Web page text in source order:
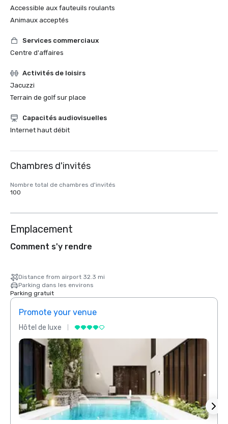
Accessible aux fauteuils roulants
Animaux acceptés
Services commerciaux
Centre d'affaires
Activités de loisirs
Jacuzzi
Terrain de golf sur place
Capacités audiovisuelles
Internet haut débit
Chambres d'invités
Nombre total de chambres d'invités
100
Emplacement
Comment s'y rendre
Distance from airport 32.3 mi
Parking dans les environs
Parking gratuit
Promote your venue
Hôtel de luxe